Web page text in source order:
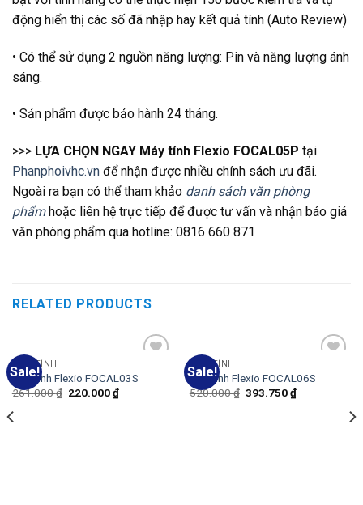
động hiển thị các số đã nhập hay kết quả tính (Auto Review)
• Có thể sử dụng 2 nguồn năng lượng: Pin và năng lượng ánh
sáng.
• Sản phẩm được bảo hành 24 tháng.
>>> LỰA CHỌN NGAY Máy tính Flexio FOCAL05P tại
Phanphoivhc.vn để nhận được nhiều chính sách ưu đãi.
Ngoài ra bạn có thể tham khảo danh sách văn phòng
phẩm hoặc liên hệ trực tiếp để được tư vấn và nhận báo giá
văn phòng phẩm qua hotline: 0816 660 871
RELATED PRODUCTS
Sale!
MÁY TÍNH
Máy tính Flexio FOCAL03S
261.000₫ 220.000₫
Sale!
MÁY TÍNH
Máy tính Flexio FOCAL06S
520.000₫ 393.750₫